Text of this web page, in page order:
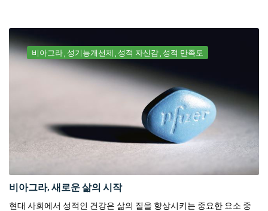
비아그라 성기능개선제 성적 자신감 성적 만족도
비아그라, 새로운 삶의 시작
현대 사회에서 성적인 건강은 삶의 질을 향상시키는 중요한 요소 중